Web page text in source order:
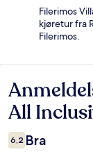
Filerimos
kjøretur fra
Filerimos.
All
6,2 Bra